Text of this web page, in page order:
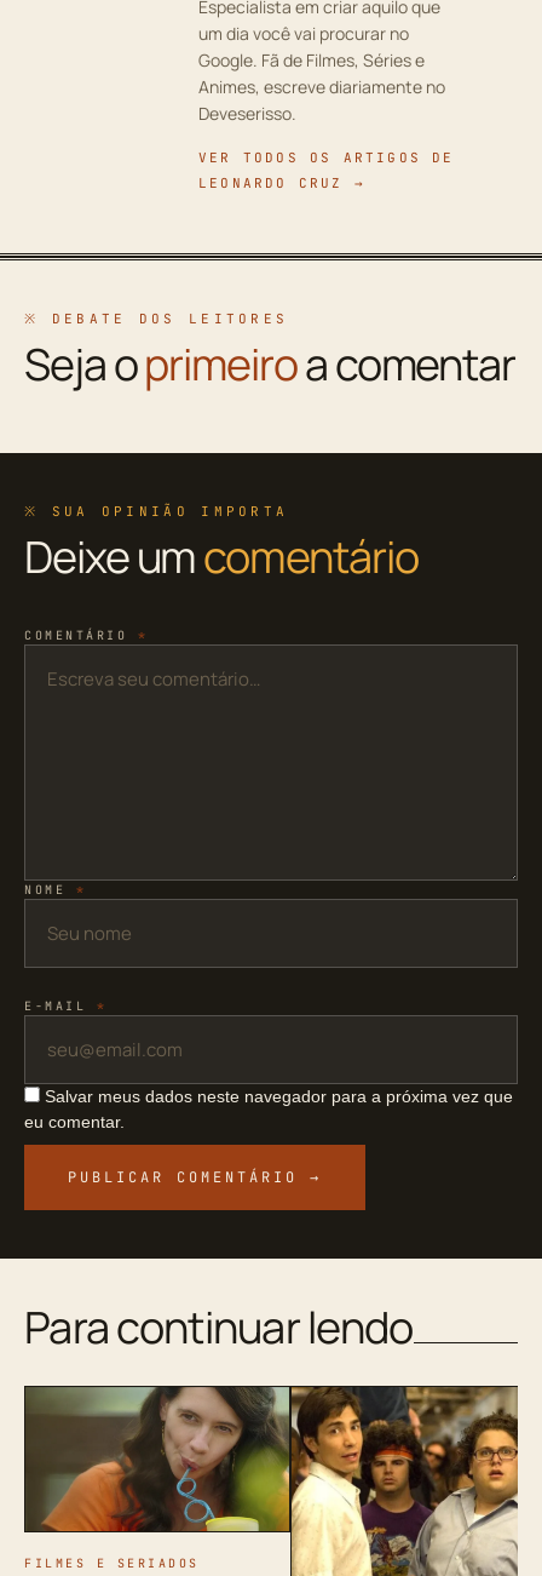
Especialista em criar aquilo que
um dia você vai procurar no
Google. Fã de Filmes, Séries e
Animes, escreve diariamente no
Deveserisso.
VER TODOS OS ARTIGOS DE
LEONARDO CRUZ →
※ DEBATE DOS LEITORES
Seja oprimeiroa comentar
※ SUA OPINIÃO IMPORTA
Deixe umcomentário
COMENTÁRIO *
NOME *
E-MAIL *
Salvar meus dados neste navegador para a próxima vez que
eu comentar.
Para continuar lendo
FILMES E SERIADOS